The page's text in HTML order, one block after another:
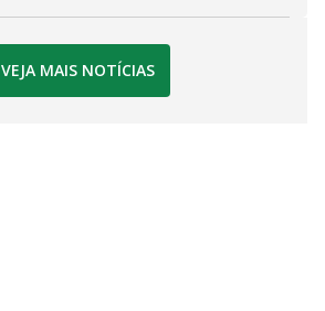
VEJA MAIS NOTÍCIAS